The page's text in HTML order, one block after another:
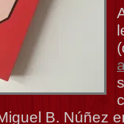
B. Núñez